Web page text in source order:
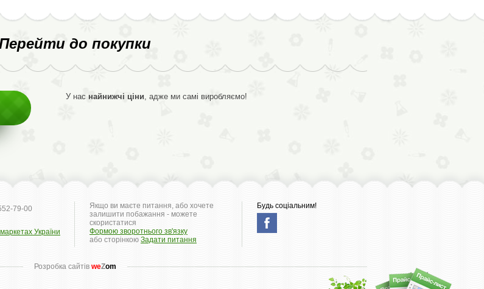
до покупки
У нас найнижчі ціни, адже ми самі виробляємо!
79-00
України
Якщо ви маєте питання, або хочете
залишити побажання - можете
скористатися
Формою зворотнього зв'язку
або сторінкою Задати питання
Будь соціальним!
Розробка сайтів weZom